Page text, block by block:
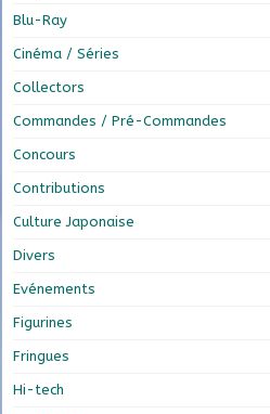
Blu-Ray
Cinéma / Séries
Collectors
Commandes / Pré-Commandes
Concours
Contributions
Culture Japonaise
Divers
Evénements
Figurines
Fringues
Hi-tech